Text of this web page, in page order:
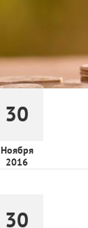
30
Ноября
2016
30